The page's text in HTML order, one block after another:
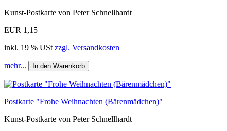
Kunst-Postkarte von Peter Schnellhardt
EUR 1,15
inkl. 19 % USt zzgl. Versandkosten
mehr... In den Warenkorb
Postkarte "Frohe Weihnachten (Bärenmädchen)"
Kunst-Postkarte von Peter Schnellhardt